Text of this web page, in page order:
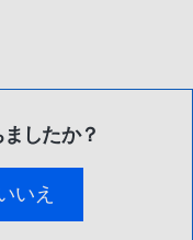
したか？
いえ